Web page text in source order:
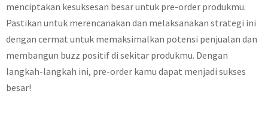
menciptakan kesuksesan besar untuk pre-order produkmu.
Pastikan untuk merencanakan dan melaksanakan strategi ini
dengan cermat untuk memaksimalkan potensi penjualan dan
membangun buzz positif di sekitar produkmu. Dengan
langkah-langkah ini, pre-order kamu dapat menjadi sukses
besar!